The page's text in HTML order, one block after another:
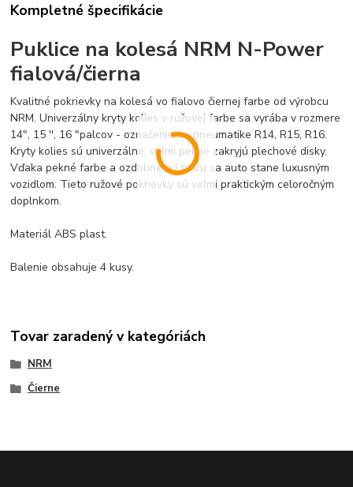
Kompletné špecifikácie
Puklice na kolesá NRM N-Power
fialová/čierna
Kvalitné pokrievky na kolesá vo fialovo čiernej farbe od výrobcu
NRM. Univerzálny kryty kolies v ružovej farbe sa vyrába v rozmere
14", 15 '', 16 "palcov - označenie na pneumatike R14, R15, R16.
Kryty kolies sú univerzálne, veľmi pekne zakryjú plechové disky.
Vďaka pekné farbe a ozdobnému tvaru sa auto stane luxusným
vozidlom. Tieto ružové pokrievky sú veľmi praktickým celoročným
doplnkom.
Materiál ABS plast.
Balenie obsahuje 4kusy.
Tovar zaradený v kategóriách
NRM
Čierne